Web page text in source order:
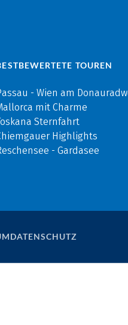
TOUREN
- Wien am
mit Charme
Sternfahrt
Highlights
- Gardasee
DATENSCHUTZ